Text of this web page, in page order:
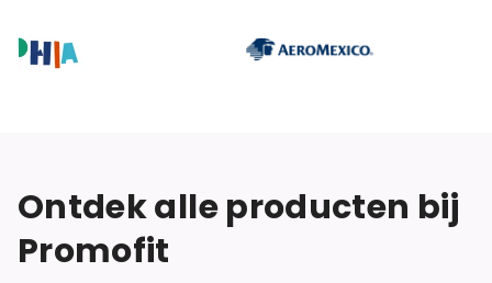
Ontdek alle producten bij
Promofit